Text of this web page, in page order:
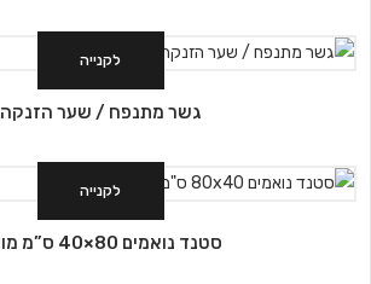
לקנייה
גשר מתנפח / שער הזנקה
לקנייה
סטנד נואמים 80×40 ס”מ מואר